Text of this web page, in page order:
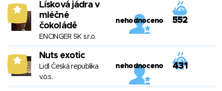
5
Lísková jádra v
mléčné
čokoládě
ENCINGER SK s.r.o.
nehodnoceno 552
5 Nuts exotic
Lidl Česká republika
v.o.s.
nehodnoceno 431